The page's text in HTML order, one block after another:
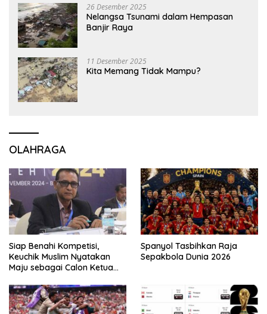
26 Desember 2025
Nelangsa Tsunami dalam Hempasan
Banjir Raya
11 Desember 2025
Kita Memang Tidak Mampu?
OLAHRAGA
Siap Benahi Kompetisi,
Keuchik Muslim Nyatakan
Maju sebagai Calon Ketua
Spanyol Tasbihkan Raja
Sepakbola Dunia 2026